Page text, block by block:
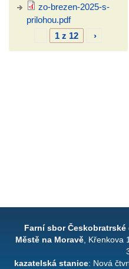
zo-brezen-2025-s-
prilohou.pdf
1 z 12
›
Farní sbor
Městě na Moravě ,
kazatelská stanice: Nová